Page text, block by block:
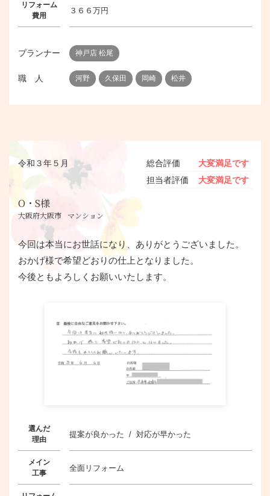
リフォーム
費用
３６６万円
プランナー 神戸店 松尾
職 人 河野 久保田 岡崎 松井
令和３年５月
O・S様
大阪府大阪市 マンション
総合評価
大変満足です
担当者評価
大変満足です
今回は本当にお世話になり、ありがとうございました。
おかげ様で希望どおりの仕上となりました。
今後ともよろしくお願いいたします。
選んだ
理由
提案が良かった / 対応が早かった
メイン
工事
全面リフォーム